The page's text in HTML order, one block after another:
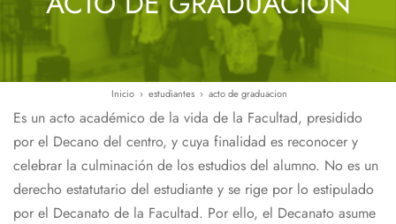
Reserva de Espacios
Recursos Virtuales
Ayúdanos a mejorar
de
navegación
Inicio estudiantes acto de graduacion
Es un acto académico de la vida de la Facultad, presidido
por el Decano del centro, y cuya finalidad es reconocer y
celebrar la culminación de los estudios del alumno. No es un
derecho estatutario del estudiante y se rige por lo estipulado
por el Decanato de la Facultad. Por ello, el Decanato asume